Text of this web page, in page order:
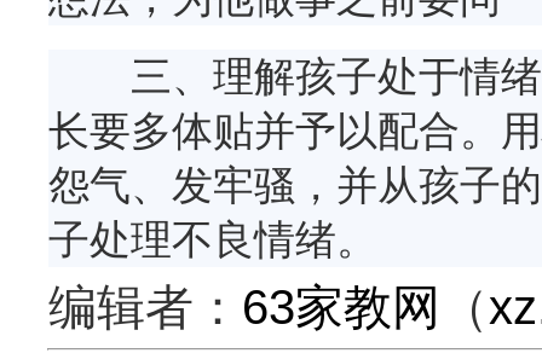
三、理解孩子处于情绪
长要多体贴并予以配合。
怨气、发牢骚，并从孩子
子处理不良情绪。
编辑者： 63家教网 （